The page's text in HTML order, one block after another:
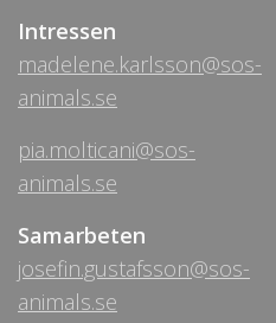
Intressen
madelene.karlsson@sos-
animals.se
pia.molticani@sos-
animals.se
Samarbeten
josefin.gustafsson@sos-
animals.se